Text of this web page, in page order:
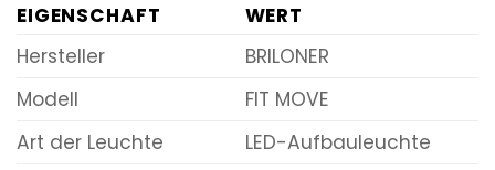
EIGENSCHAFT
WERT
Hersteller
BRILONER
Modell
FIT MOVE
Art der Leuchte
LED-Aufbauleuchte